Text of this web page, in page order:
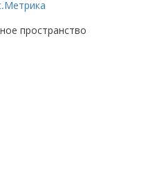
пространство